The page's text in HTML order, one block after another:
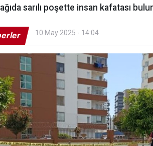
sarılı poşette insan kafatası
10 May 2025 - 14:04